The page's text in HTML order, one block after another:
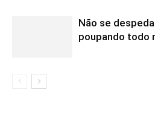
Não se
poupando todo